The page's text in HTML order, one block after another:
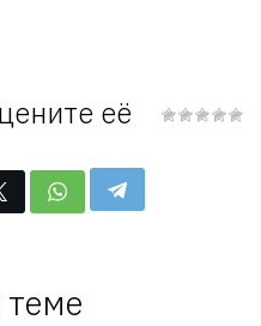
её